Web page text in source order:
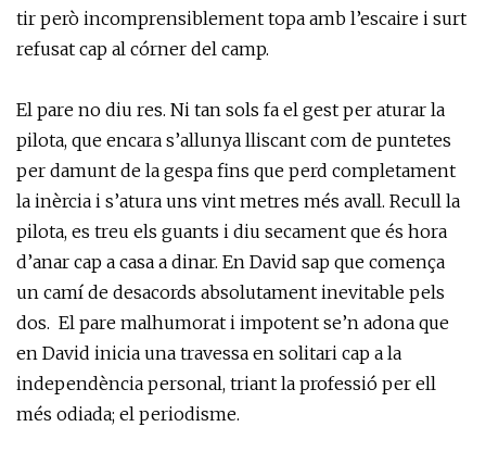
tir però incomprensiblement topa amb l’escaire i surt
refusat cap al córner del camp.
El pare no diu res. Ni tan sols fa el gest per aturar la
pilota, que encara s’allunya lliscant com de puntetes
per damunt de la gespa fins que perd completament
la inèrcia i s’atura uns vint metres més avall. Recull la
pilota, es treu els guants i diu secament que és hora
d’anar cap a casa a dinar. En David sap que comença
un camí de desacords absolutament inevitable pels
dos. El pare malhumorat i impotent se’n adona que
en David inicia una travessa en solitari cap a la
independència personal, triant la professió per ell
més odiada; el periodisme.